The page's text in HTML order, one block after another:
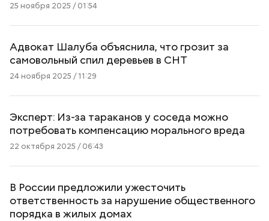
25 ноября 2025 / 01:54
Адвокат Шалуба объяснила, что грозит за
самовольный спил деревьев в СНТ
24 ноября 2025 / 11:29
Эксперт: Из-за тараканов у соседа можно
потребовать компенсацию морального вреда
22 октября 2025 / 06:43
В России предложили ужесточить
ответственность за нарушение общественного
порядка в жилых домах